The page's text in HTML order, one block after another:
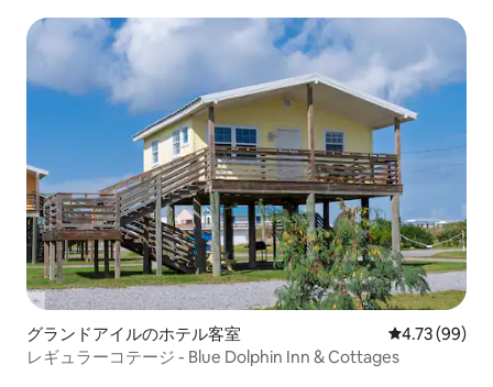
グランドアイルのホテル客室 レビュー99
4.73 (99)
レギュラーコテージ - Blue Dolphin Inn & Cottages